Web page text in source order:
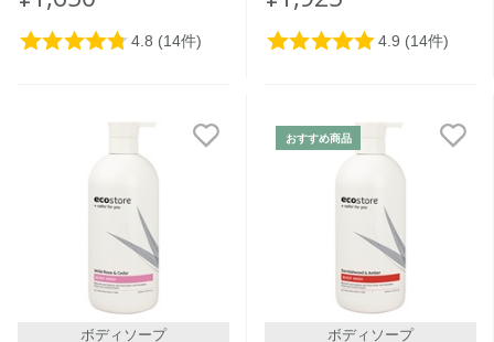
＞850mL
ボディソープ
おすすめ商品
ボディソープ